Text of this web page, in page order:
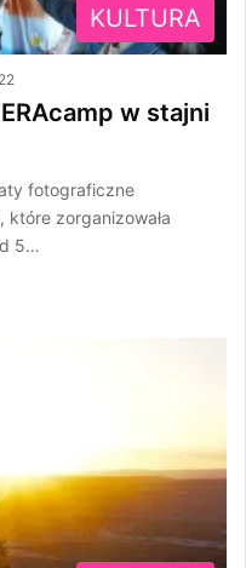
KULTURA
w stajni
fotograficzne
które zorganizowała
5…